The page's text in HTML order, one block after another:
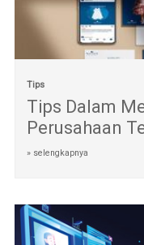
Tips
Tips Dalam
Perusahaan
» selengkapnya